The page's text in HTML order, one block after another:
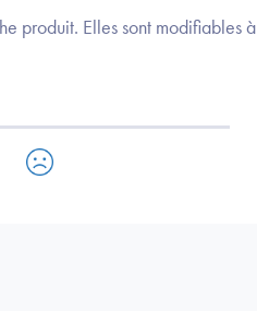
produit. Elles sont modifiables à